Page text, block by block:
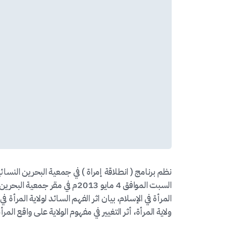
نظم برنامج ( انطلاقة إمراة ) في جمعية البحرين
السبت الموافق 4 مايو 2013م
المرأة في الإسلام، بيان اثر الفهم السائد لولاية
ولاية المرأة، أثر التغيير في مفهوم الولاية على واقع